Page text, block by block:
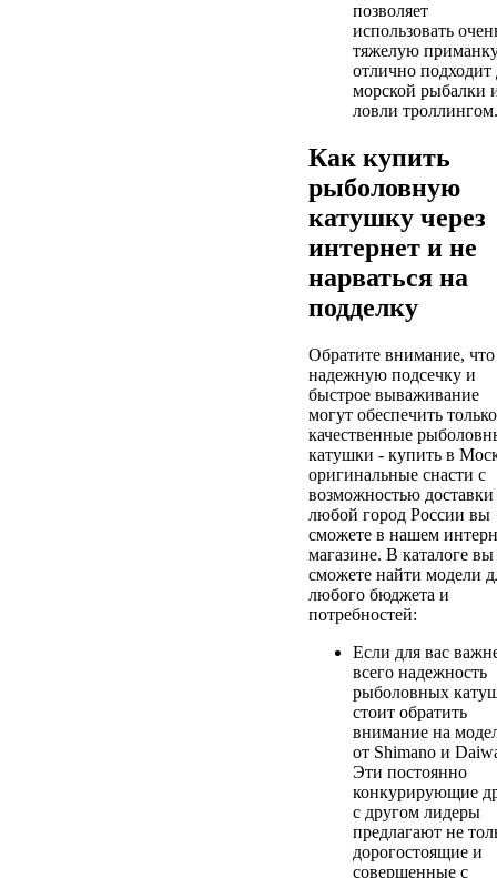
позволяет
использовать
тяжелую
отлично подходит
морской рыбалки
ловли троллингом.
Как купить
рыболовную
катушку через
интернет и не
нарваться на
подделку
Обратите внимание, что
надежную подсечку и
быстрое вываживание
могут обеспечить только
качественные
катушки - купить в
оригинальные снасти с
возможностью доставки
любой город России вы
сможете в нашем
магазине. В каталоге вы
сможете найти модели
любого бюджета и
потребностей:
Если для вас
всего надежность
рыболовных
стоит обратить
внимание на
от Shimano и
Эти постоянно
конкурирующие
с другом лидеры
предлагают не
дорогостоящие и
совершенные с